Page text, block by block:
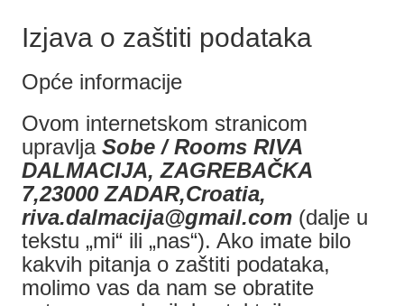
Izjava o zaštiti podataka
Opće informacije
Ovom internetskom stranicom
upravlja Sobe / Rooms RIVA
DALMACIJA, ZAGREBAČKA
7,23000 ZADAR,Croatia,
riva.dalmacija@gmail.com (dalje u
tekstu „mi“ ili „nas“). Ako imate bilo
kakvih pitanja o zaštiti podataka,
molimo vas da nam se obratite